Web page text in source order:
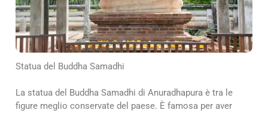
Statua del Buddha Samadhi
La statua del Buddha Samadhi di Anuradhapura è tra le
figure meglio conservate del paese. È famosa per aver